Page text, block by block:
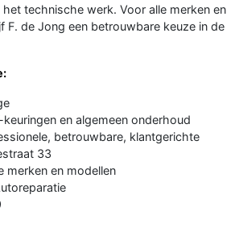
technische werk. Voor alle merken en
F. de Jong een betrouwbare keuze in de
keuringen en algemeen onderhoud
betrouwbare, klantgerichte
33
merken en modellen